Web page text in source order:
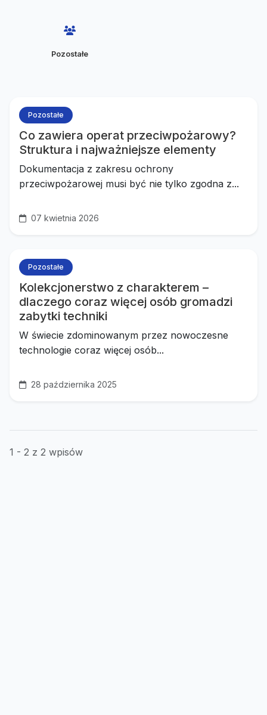
Pozostałe
Pozostałe
Co zawiera operat przeciwpożarowy?
Struktura i najważniejsze elementy
Dokumentacja z zakresu ochrony
przeciwpożarowej musi być nie tylko zgodna z...
07 kwietnia 2026
Pozostałe
Kolekcjonerstwo z charakterem –
dlaczego coraz więcej osób gromadzi
zabytki techniki
W świecie zdominowanym przez nowoczesne
technologie coraz więcej osób...
28 października 2025
1 - 2 z 2 wpisów